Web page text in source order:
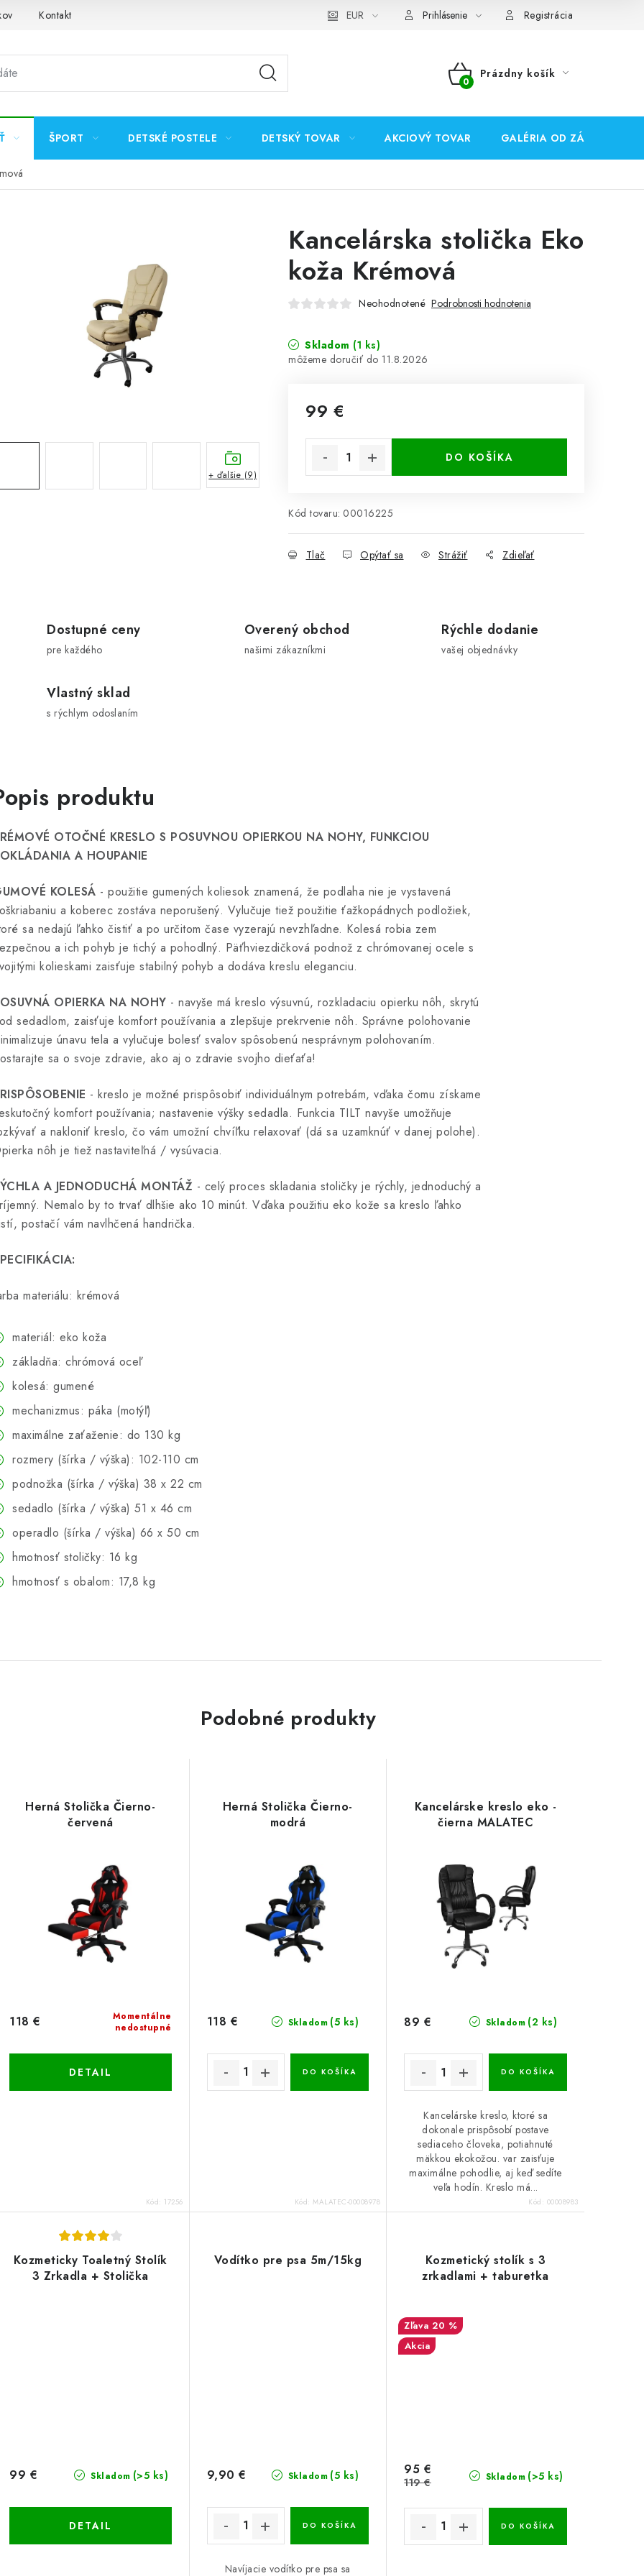
Kontakt EUR Prihlásenie Registrácia
NÁKUPNÝ
Prázdny košík
ŠPORT DETSKÉ POSTELE DETSKÝ TOVAR AKCIOVÝ TOVAR GALÉRIA OD ZÁKAZNÍKOV
Kancelárska stolička Eko
koža Krémová
Neohodnotené Podrobnosti hodnotenia
Skladom (1 ks)
11.8.2026
99 €
DO KOŠÍKA
Kód tovaru: 00016225
Tlač Opýtať sa Strážiť Zdieľať
+ ďalšie (9)
Dostupné ceny
pre každého
Overený obchod
našimi zákazníkmi
Rýchle dodanie
vašej objednávky
Vlastný sklad
s rýchlym odoslaním
produktu
OTOČNÉ KRESLO S POSUVNOU OPIERKOU NA NOHY, FUNKCIOU
A HOUPANIE
KOLESÁ - použitie gumených koliesok znamená, že podlaha nie je vystavená
a koberec zostáva neporušený. Vylučuje tiež použitie ťažkopádnych podložiek,
sa nedajú ľahko čistiť a po určitom čase vyzerajú nevzhľadne. Kolesá robia zem
a ich pohyb je tichý a pohodlný. Päťhviezdičková podnož z chrómovanej ocele s
kolieskami zaisťuje stabilný pohyb a dodáva kreslu eleganciu.
OPIERKA NA NOHY - navyše má kreslo výsuvnú, rozkladaciu opierku nôh, skrytú
sedadlom, zaisťuje komfort používania a zlepšuje prekrvenie nôh. Správne polohovanie
únavu tela a vylučuje bolesť svalov spôsobenú nesprávnym polohovaním.
sa o svoje zdravie, ako aj o zdravie svojho dieťaťa!
- kreslo je možné prispôsobiť individuálnym potrebám, vďaka čomu získame
komfort používania; nastavenie výšky sedadla. Funkcia TILT navyše umožňuje
a nakloniť kreslo, čo vám umožní chvíľku relaxovať (dá sa uzamknúť v danej polohe).
nôh je tiež nastaviteľná / vysúvacia.
A JEDNODUCHÁ MONTÁŽ - celý proces skladania stoličky je rýchly, jednoduchý a
Nemalo by to trvať dlhšie ako 10 minút. Vďaka použitiu eko kože sa kreslo ľahko
postačí vám navlhčená handrička.
materiálu: krémová
materiál: eko koža
základňa: chrómová oceľ
kolesá: gumené
mechanizmus: páka (motýľ)
maximálne zaťaženie: do 130 kg
rozmery (šírka / výška): 102-110 cm
podnožka (šírka / výška) 38 x 22 cm
sedadlo (šírka / výška) 51 x 46 cm
operadlo (šírka / výška) 66 x 50 cm
hmotnosť stoličky: 16 kg
hmotnosť s obalom: 17,8 kg
Podobné produkty
Herná Stolička Čierno-
červená
Momentálne
nedostupné
118 €
DETAIL
Kód: 17256
Herná Stolička Čierno-
modrá
Skladom (5 ks)
118 €
DO KOŠÍKA
Kód:MALATEC-00008978
Kancelárske kreslo eko -
čierna MALATEC
Skladom (2 ks)
89 €
DO KOŠÍKA
Kancelárske kreslo, ktoré sa
dokonale prispôsobí postave
sediaceho človeka, potiahnuté
mäkkou ekokožou. var zaisťuje
maximálne pohodlie, aj keď sedíte
veľa hodín. Kreslo má...
Kód: 00008983
Kozmeticky Toaletný Stolík
3 Zrkadla + Stolička
Skladom (>5 ks)
99 €
DETAIL
Vodítko pre psa 5m/15kg
Skladom (5 ks)
9,90 €
DO KOŠÍKA
Navíjacie vodítko pre psa sa
Kozmetický stolík s 3
zrkadlami + taburetka
20 %
Akcia
Skladom (>5 ks)
95 €
119 €
DO KOŠÍKA